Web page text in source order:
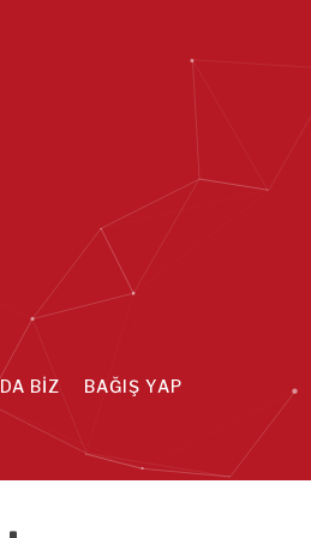
BİZ BAĞIŞ YAP